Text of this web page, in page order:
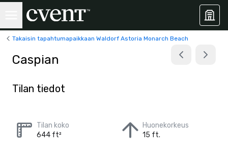
Takaisin tapahtumapaikkaan Waldorf Astoria Monarch Beach
Caspian
Tilan tiedot
Tilan koko
644 ft²
Huonekorkeus
15 ft.